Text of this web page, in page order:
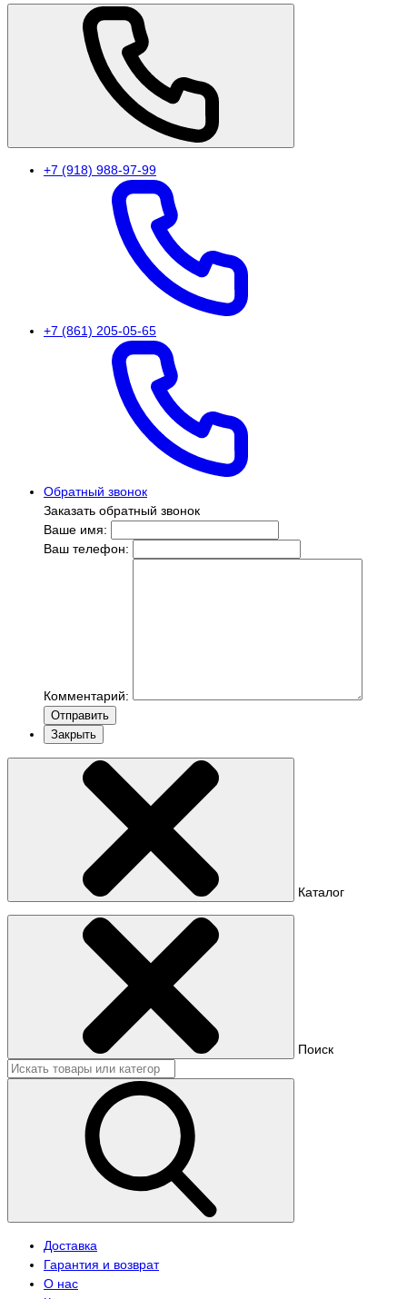
+7 (918) 988-97-99
+7 (861) 205-05-65
Обратный звонок
Заказать обратный звонок
Ваше имя:
Ваш телефон:
Комментарий:
Отправить
Закрыть
Каталог
Поиск
Доставка
Гарантия и возврат
О нас